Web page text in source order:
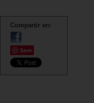
Compartir en:
Save